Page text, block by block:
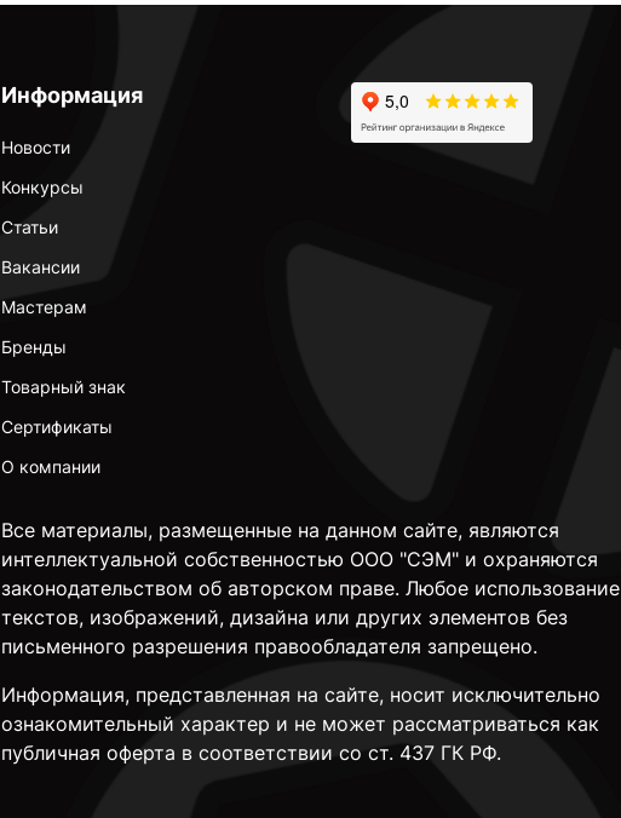
Информация
Новости
Конкурсы
Статьи
Вакансии
Мастерам
Бренды
Товарный знак
Сертификаты
О компании
Все материалы, размещенные на данном сайте, являются
интеллектуальной собственностью ООО "СЭМ" и охраняются
законодательством об авторском праве. Любое использование
текстов, изображений, дизайна или других элементов без
письменного разрешения правообладателя запрещено.
Информация, представленная на сайте, носит исключительно
ознакомительный характер и не может рассматриваться как
публичная оферта в соответствии со ст. 437 ГК РФ.